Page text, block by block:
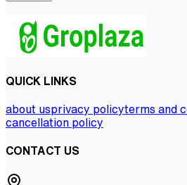
QUICK LINKS
about usprivacy policyterms and
cancellation policy
CONTACT US